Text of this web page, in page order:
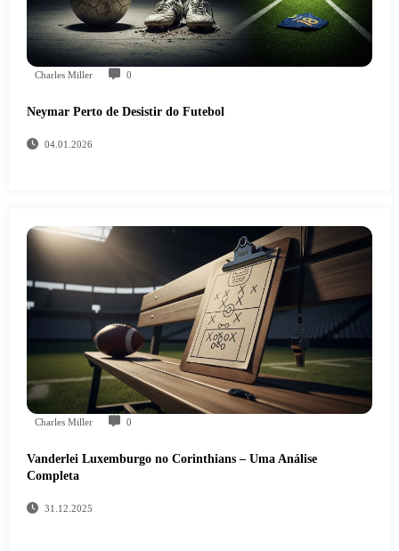
Charles Miller 0
Neymar Perto de Desistir do Futebol
04.01.2026
Charles Miller 0
Vanderlei Luxemburgo no Corinthians – Uma Análise
Completa
31.12.2025